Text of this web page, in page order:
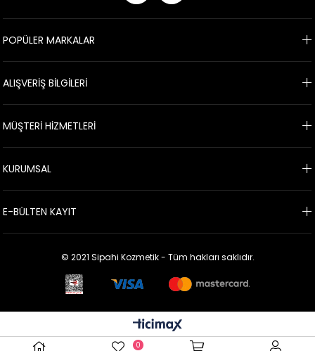
POPÜLER MARKALAR
ALIŞVERİŞ BİLGİLERİ
MÜŞTERİ HİZMETLERİ
KURUMSAL
E-BÜLTEN KAYIT
© 2021 Sipahi Kozmetik - Tüm hakları saklıdır.
0